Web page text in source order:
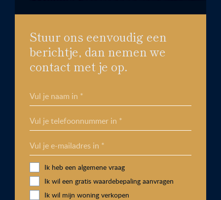
Stuur ons eenvoudig een
berichtje, dan nemen we
contact met je op.
Vul je naam in *
Vul je telefoonnummer in *
Vul je e-mailadres in *
Ik heb een algemene vraag
Ik wil een gratis waardebepaling aanvragen
Ik wil mijn woning verkopen